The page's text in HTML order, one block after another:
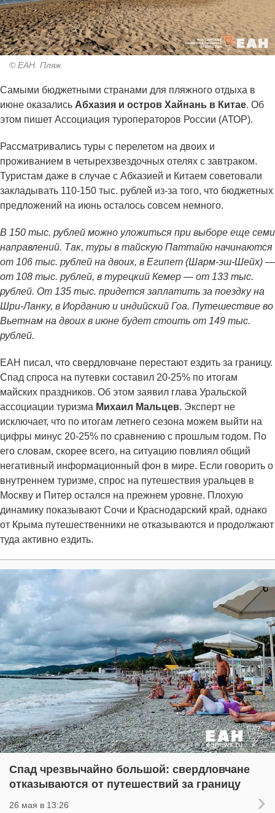
© ЕАН. Пляж
Самыми бюджетными странами для пляжного отдыха в
июне оказались Абхазия и остров Хайнань в Китае. Об
этом пишет Ассоциация туроператоров России (АТОР).
Рассматривались туры с перелетом на двоих и
проживанием в четырехзвездочных отелях с завтраком.
Туристам даже в случае с Абхазией и Китаем советовали
закладывать 110-150 тыс. рублей из-за того, что бюджетных
предложений на июнь осталось совсем немного.
В 150 тыс. рублей можно уложиться при выборе еще семи
направлений. Так, туры в тайскую Паттайю начинаются
от 106 тыс. рублей на двоих, в Египет (Шарм-эш-Шейх) —
от 108 тыс. рублей, в турецкий Кемер — от 133 тыс.
рублей. От 135 тыс. придется заплатить за поездку на
Шри-Ланку, в Иорданию и индийский Гоа. Путешествие во
Вьетнам на двоих в июне будет стоить от 149 тыс.
рублей.
ЕАН писал, что свердловчане перестают ездить за границу.
Спад спроса на путевки составил 20-25% по итогам
майских праздников. Об этом заявил глава Уральской
ассоциации туризма Михаил Мальцев. Эксперт не
исключает, что по итогам летнего сезона можем выйти на
цифры минус 20-25% по сравнению с прошлым годом. По
его словам, скорее всего, на ситуацию повлиял общий
негативный информационный фон в мире. Если говорить о
внутреннем туризме, спрос на путешествия уральцев в
Москву и Питер остался на прежнем уровне. Плохую
динамику показывают Сочи и Краснодарский край, однако
от Крыма путешественники не отказываются и продолжают
туда активно ездить.
Спад чрезвычайно большой: свердловчане
отказываются от путешествий за границу
26 мая в 13:26